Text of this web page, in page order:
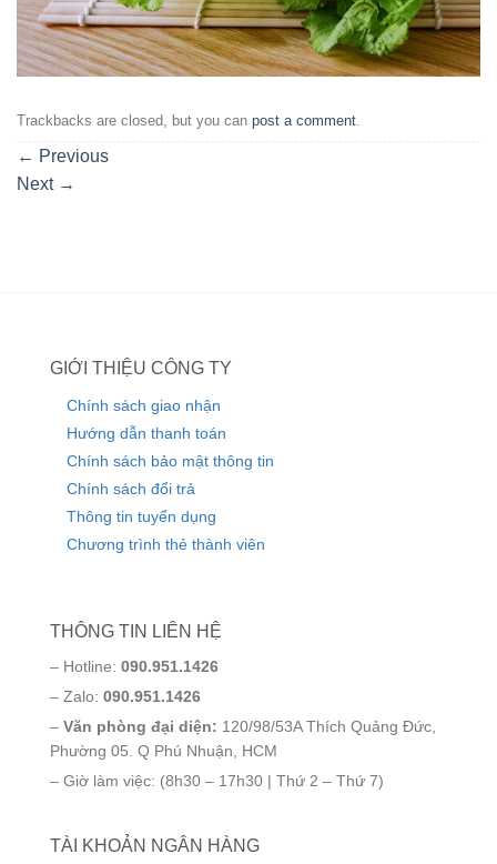
Trackbacks are closed, but you can post a comment.
← Previous
Next →
GIỚI THIỆU CÔNG TY
Chính sách giao nhận
Hướng dẫn thanh toán
Chính sách bảo mật thông tin
Chính sách đổi trả
Thông tin tuyển dụng
Chương trình thẻ thành viên
THÔNG TIN LIÊN HỆ
– Hotline: 090.951.1426
– Zalo: 090.951.1426
– Văn phòng đại diện: 120/98/53A Thích Quảng Đức,
Phường 05. Q Phú Nhuận, HCM
– Giờ làm việc: (8h30 – 17h30 | Thứ 2 – Thứ 7)
TÀI KHOẢN NGÂN HÀNG